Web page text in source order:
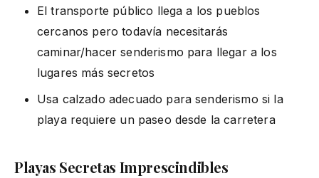
El transporte público llega a los pueblos
cercanos pero todavía necesitarás
caminar/hacer senderismo para llegar a los
lugares más secretos
Usa calzado adecuado para senderismo si la
playa requiere un paseo desde la carretera
Playas Secretas Imprescindibles